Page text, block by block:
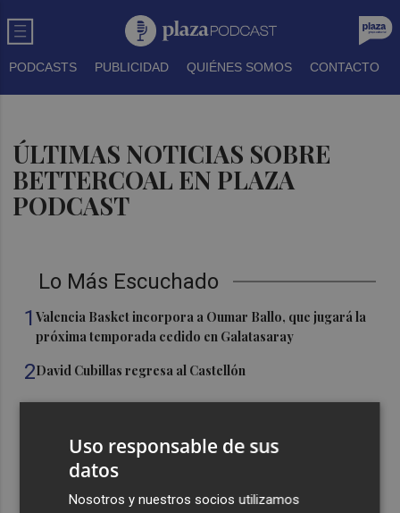
PODCASTS PUBLICIDAD QUIÉNES SOMOS CONTACTO
ÚLTIMAS NOTICIAS SOBRE
BETTERCOAL EN PLAZA
PODCAST
Lo Más Escuchado
1Valencia Basket incorpora a Oumar Ballo, que jugará la
próxima temporada cedido en Galatasaray
2David Cubillas regresa al Castellón
Portet por vertidos fecales
La economía de EEUU destruyó 23.000 empleos en julio
Uso responsable de sus
datos
Nosotros y nuestros socios utilizamos